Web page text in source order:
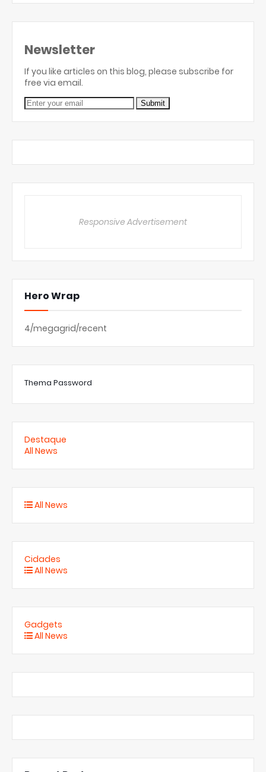
Newsletter
If you like articles on this blog, please subscribe for
free via email.
Responsive Advertisement
Hero Wrap
4/megagrid/recent
Thema Password
Destaque
All News
All News
Cidades
All News
Gadgets
All News